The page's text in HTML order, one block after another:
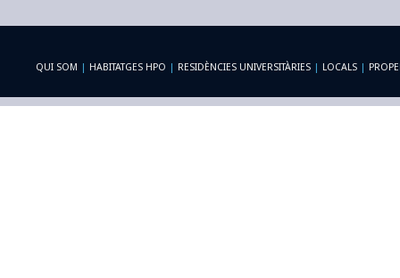
QUI SOM | HABITATGES HPO | RESIDÈNCIES UNIVERSITÀRIES | LOCALS |